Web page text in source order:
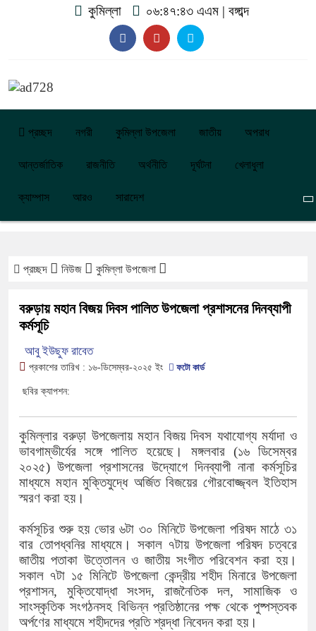
কুমিল্লা ০৬:৪৭:৪৩ এএম | বঙ্গাব্দ
প্রচ্ছদ নগরী কুমিল্লা উপজেলা জাতীয় অপরাধ
আন্তর্জাতিক রাজনীতি অর্থনীতি দূর্ঘটনা খেলাধুলা
ক্যাম্পাস আরও সারাদেশ
প্রচ্ছদ নিউজ কুমিল্লা উপজেলা
বরুড়ায় মহান বিজয় দিবস পালিত উপজেলা প্রশাসনের দিনব্যাপী
কর্মসূচি
আবু ইউছুফ রাবেত
প্রকাশের তারিখ : ১৬-ডিসেম্বর-২০২৫ ইং ফটো কার্ড
ছবির ক্যাপশন:
কুমিল্লার বরুড়া উপজেলায় মহান বিজয় দিবস যথাযোগ্য মর্যাদা ও
ভাবগাম্ভীর্যের সঙ্গে পালিত হয়েছে। মঙ্গলবার (১৬ ডিসেম্বর
২০২৫) উপজেলা প্রশাসনের উদ্যোগে দিনব্যাপী নানা কর্মসূচির
মাধ্যমে মহান মুক্তিযুদ্ধে অর্জিত বিজয়ের গৌরবোজ্জ্বল ইতিহাস
স্মরণ করা হয়।
কর্মসূচির শুরু হয় ভোর ৬টা ৩০ মিনিটে উপজেলা পরিষদ মাঠে ৩১
বার তোপধ্বনির মাধ্যমে। সকাল ৭টায় উপজেলা পরিষদ চত্বরে
জাতীয় পতাকা উত্তোলন ও জাতীয় সংগীত পরিবেশন করা হয়।
সকাল ৭টা ১৫ মিনিটে উপজেলা কেন্দ্রীয় শহীদ মিনারে উপজেলা
প্রশাসন, মুক্তিযোদ্ধা সংসদ, রাজনৈতিক দল, সামাজিক ও
সাংস্কৃতিক সংগঠনসহ বিভিন্ন প্রতিষ্ঠানের পক্ষ থেকে পুষ্পস্তবক
অর্পণের মাধ্যমে শহীদদের প্রতি শ্রদ্ধা নিবেদন করা হয়।